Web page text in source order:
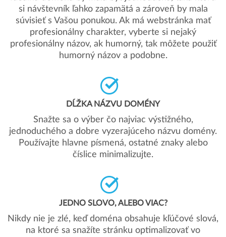
si návštevník ľahko zapamätá a zároveň by mala
súvisieť s Vašou ponukou. Ak má webstránka mať
profesionálny charakter, vyberte si nejaký
profesionálny názov, ak humorný, tak môžete použiť
humorný názov a podobne.
DĹŽKA NÁZVU DOMÉNY
Snažte sa o výber čo najviac výstižného,
jednoduchého a dobre vyzerajúceho názvu domény.
Používajte hlavne písmená, ostatné znaky alebo
číslice minimalizujte.
JEDNO SLOVO, ALEBO VIAC?
Nikdy nie je zlé, keď doména obsahuje kľúčové slová,
na ktoré sa snažíte stránku optimalizovať vo